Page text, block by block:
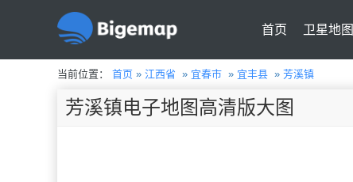
首页 卫星地图
当前位置： 首页 » 江西省 » 宜春市 » 宜丰县 » 芳溪镇
芳溪镇电子地图高清版大图